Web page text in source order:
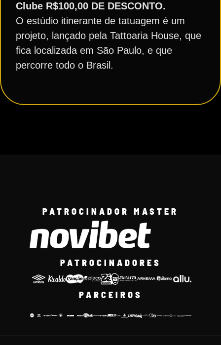
Clube R$100,00 DE DESCONTO.
O estúdio itinerante de tatuagem é um
projeto, lançado pela Tattoaria House, que
fica localizada em São Paulo, e que
percorre todo o Brasil.
PATROCINADOR MASTER
PATROCINADORES
PARCEIROS